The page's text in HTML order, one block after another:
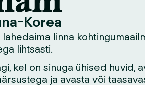
Korea
linna
lihtsasti.
kel on sinuga ühised huvid,
ja avasta või